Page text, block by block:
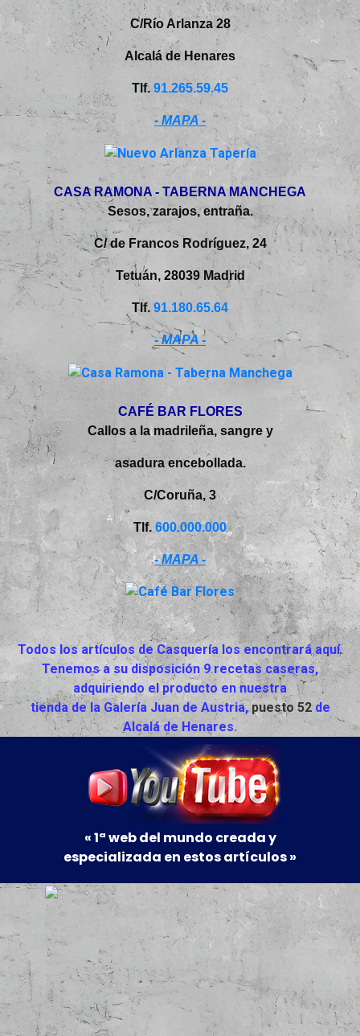
C/Río Arlanza 28
Alcalá de Henares
Tlf. 91.265.59.45
- MAPA -
CASA RAMONA - TABERNA MANCHEGA
Sesos, zarajos, entraña.
C/ de Francos Rodríguez, 24
Tetuán, 28039 Madrid
Tlf. 91.180.65.64
- MAPA -
CAFÉ BAR FLORES
Callos a la madrileña, sangre y
asadura encebollada.
C/Coruña, 3
Tlf. 600.000.000
- MAPA -
Todos los artículos de Casquería los encontrará aquí.
Tenemos a su disposición 9 recetas caseras,
adquiriendo el producto en nuestra
tienda de la Galería Juan de Austria,puesto 52de
Alcalá de Henares.
« 1ª web del mundo creada y
especializada en estos artículos »